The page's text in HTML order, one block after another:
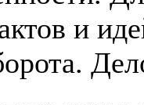
и